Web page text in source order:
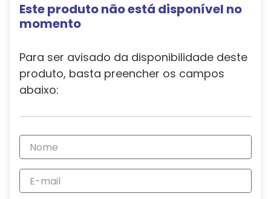
Este produto não está disponível no
momento
Para ser avisado da disponibilidade deste
produto, basta preencher os campos
abaixo: